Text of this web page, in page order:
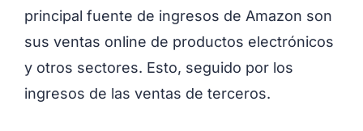
principal fuente de ingresos de Amazon son
sus ventas online de productos electrónicos
y otros sectores. Esto, seguido por los
ingresos de las ventas de terceros.